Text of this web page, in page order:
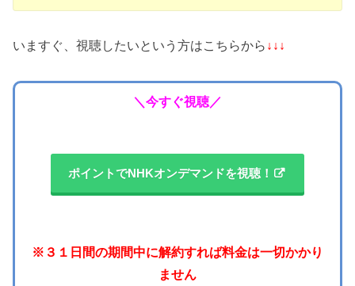
いますぐ、視聴したいという方はこちらから ↓↓↓
＼今すぐ視聴／
ポイントでNHKオンデマンドを視聴！
※３１日間の期間中に解約すれば料金は一切かかり
ません